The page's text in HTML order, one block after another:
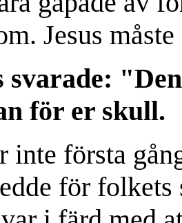
Jesus måste
svarade:
för er skull.
inte första
för